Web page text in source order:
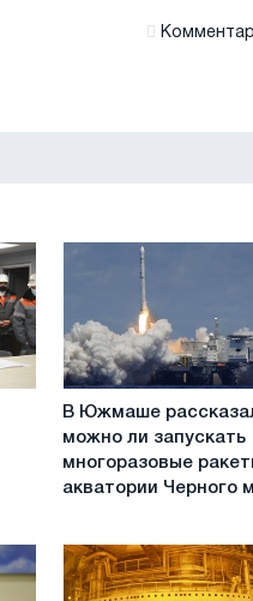
В
можно
многоразовые
ракеты
В Южмаше
можно ли запускать
многоразовые
акватории Черного